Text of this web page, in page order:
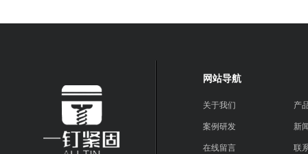
网站导航
关于我们 产
案例研发 新
在线留言 联